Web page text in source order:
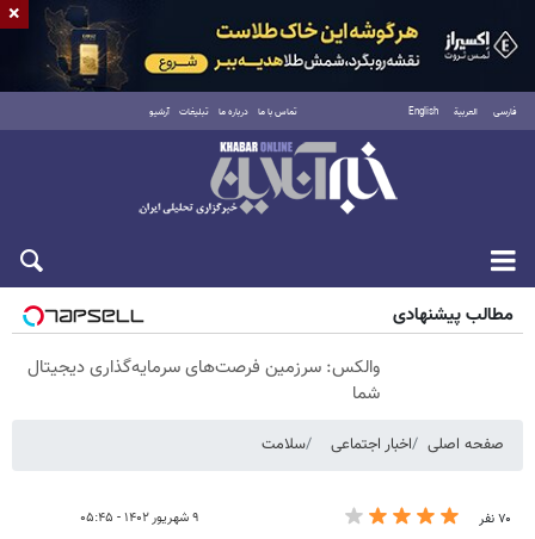
فارسی العربية English تماس با ما درباره ما تبلیغات آرشیو
پنجشنبه ۱۵ مرداد ۱۴۰۵
مطالب پیشنهادی
والکس: سرزمین فرصت‌های سرمایه‌گذاری دیجیتال
شما
صفحه اصلی اخبار اجتماعی سلامت
۷۰ نفر ۹ شهریور ۱۴۰۲ - ۰۵:۴۵
×